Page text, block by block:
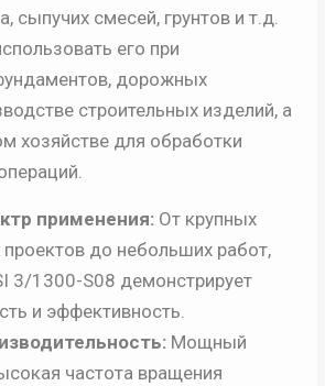
сыпучих смесей, грунтов и т.д.
его при
дорожных
строительных изделий, а
хозяйстве для обработки
применения:От крупных
проектов до небольших работ,
3/1300-S08 демонстрирует
и эффективность.
Мощный
частота вращения